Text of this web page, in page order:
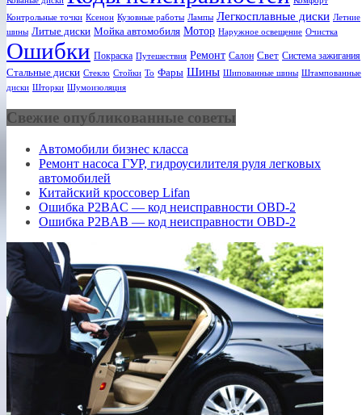
Контрольные точки Ксенон Кузовные работы Лампы Легкосплавные диски Летние
шины Литые диски Мойка автомобиля Мотор Наружное освещение Очистка
Ошибки Покраска Путешествия Ремонт Салон Свет Система зажигания
Стальные диски Стекло Стойки То Фары Шины Шипованные шины Штампованные
диски Шторки Шумоизоляция
Свежие опубликованные советы
Автомобили бизнес класса
Ремонт насоса ГУР, гидроусилителя руля легковых
автомобилей
Китайский кроссовер Lifan
Ошибка P2BAC — код неисправности OBD-2
Ошибка P2BAB — код неисправности OBD-2